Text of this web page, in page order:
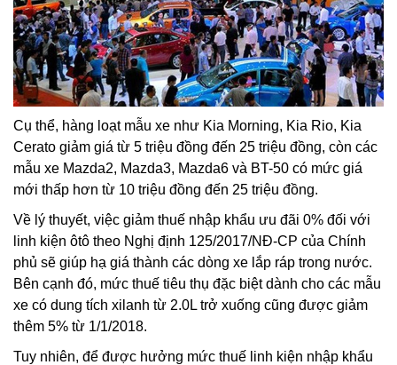
Cụ thể, hàng loạt mẫu xe như Kia Morning, Kia Rio, Kia
Cerato giảm giá từ 5 triệu đồng đến 25 triệu đồng, còn các
mẫu xe Mazda2, Mazda3, Mazda6 và BT-50 có mức giá
mới thấp hơn từ 10 triệu đồng đến 25 triệu đồng.
Về lý thuyết, việc giảm thuế nhập khẩu ưu đãi 0% đối với
linh kiện ôtô theo Nghị định 125/2017/NĐ-CP của Chính
phủ sẽ giúp hạ giá thành các dòng xe lắp ráp trong nước.
Bên cạnh đó, mức thuế tiêu thụ đặc biệt dành cho các mẫu
xe có dung tích xilanh từ 2.0L trở xuống cũng được giảm
thêm 5% từ 1/1/2018.
Tuy nhiên, để được hưởng mức thuế linh kiện nhập khẩu